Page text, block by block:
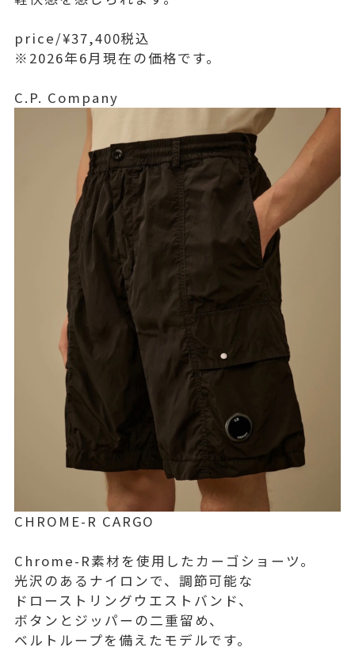
price/¥37,400税込
※2026年6月現在の価格です。
C.P. Company
CHROME-R CARGO
Chrome-R素材を使用したカーゴショーツ。
光沢のあるナイロンで、調節可能な
ドローストリングウエストバンド、
ボタンとジッパーの二重留め、
ベルトループを備えたモデルです。